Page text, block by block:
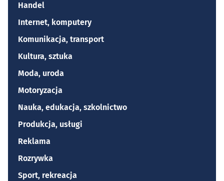
Handel
Internet, komputery
Komunikacja, transport
Kultura, sztuka
Moda, uroda
Motoryzacja
Nauka, edukacja, szkolnictwo
Produkcja, usługi
Reklama
Rozrywka
Sport, rekreacja